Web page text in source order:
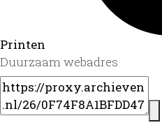
Printen
Duurzaam webadres